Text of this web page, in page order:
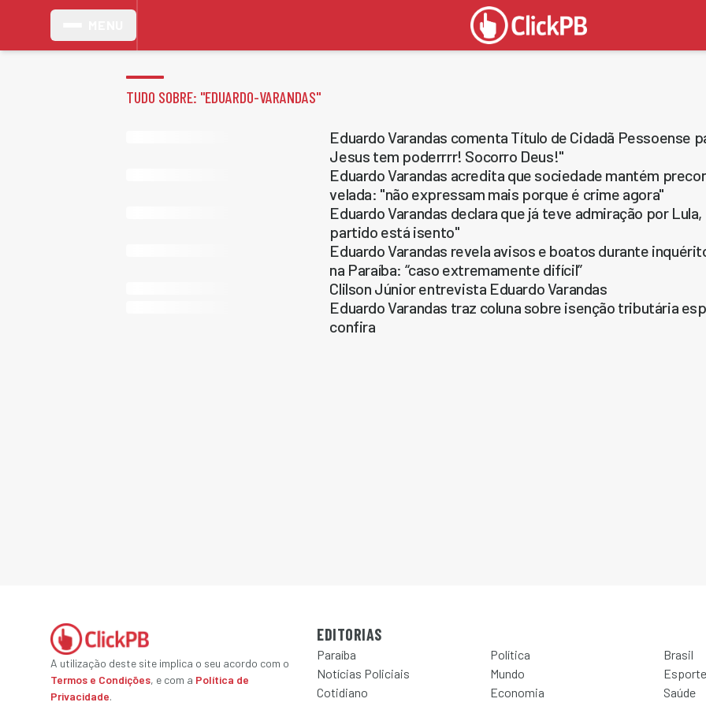
TUDO SOBRE: "EDUARDO-VARANDAS"
Eduardo Varandas comenta Título de Cidadã Pessoense
Jesus tem poderrrr! Socorro Deus!"
Eduardo Varandas acredita que sociedade mantém
velada: "não expressam mais porque é crime agora"
Eduardo Varandas declara que já teve admiração por
partido está isento"
Eduardo Varandas revela avisos e boatos durante
na Paraíba: “caso extremamente difícil”
Clilson Júnior entrevista Eduardo Varandas
Eduardo Varandas traz coluna sobre isenção tributária
confira
A utilização deste site implica o seu acordo com o
Termos e Condições, e com a Política de
Privacidade.
EDITORIAS
Paraíba Política
Brasil
Notícias Policiais
Mundo
Esporte
Cotidiano
Economia
Saúde